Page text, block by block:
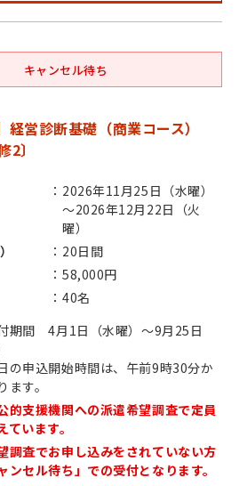
キャンセル待ち
経営診断基礎（商業コース）
2〕
2026年11月25日（水曜）
～2026年12月22日（火
曜）
20日間
58,000円
40名
期間 4月1日（水曜）～9月25日
の申込開始時間は、午前9時30分か
ます。
的支援機関への派遣希望調査で定員
ています。
調査でお申し込みをされていない方
ンセル待ち」での受付となります。